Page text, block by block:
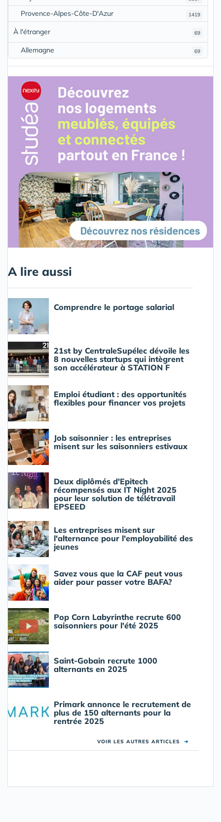
1419
Provence-Alpes-Côte-D'Azur
69
À l'étranger
69
Allemagne
A lire aussi
Comprendre le portage salarial
21st by CentraleSupélec dévoile les
8 nouvelles startups qui intègrent
son accélérateur à STATION F
Emploi étudiant : des opportunités
flexibles pour financer vos projets
Job saisonnier : les entreprises
misent sur les saisonniers estivaux
Deux diplômés d'Epitech
récompensés aux IT Night 2025
pour leur solution de télétravail
EPSEED
Les entreprises misent sur
l'alternance pour l'employabilité des
jeunes
Savez vous que la CAF peut vous
aider pour passer votre BAFA?
Pop Corn Labyrinthe recrute 600
saisonniers pour l'été 2025
Saint-Gobain recrute 1000
alternants en 2025
Primark annonce le recrutement de
plus de 150 alternants pour la
rentrée 2025
VOIR LES AUTRES ARTICLES ➜